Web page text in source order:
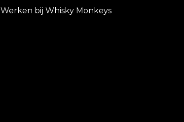
Werken bij Whisky Monkeys